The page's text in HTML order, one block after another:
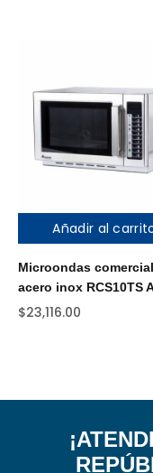
Añadir al
Microondas
acero inox RCS10TS
$23,116.00